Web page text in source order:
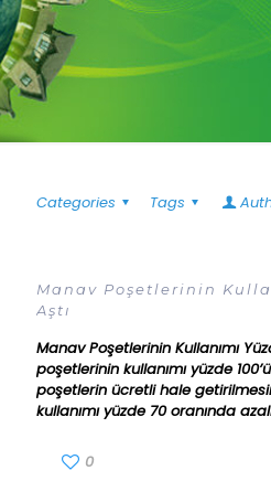
Categories Tags
Manav Poşetlerinin
Aştı
Manav Poşetlerinin Kullanımı
poşetlerinin kullanımı yüzde
poşetlerin ücretli hale
kullanımı yüzde 70 oranında
0